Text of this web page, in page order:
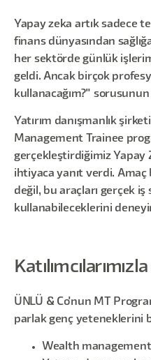
Yapay zeka artık sadece
finans dünyasından
her sektörde günlük
geldi. Ancak birçok
kullanacağım?" sorusunun
Yatırım danışmanlık
Management Trainee
gerçekleştirdiğimiz Yapay
ihtiyaca yanıt verdi. Amaç
değil, bu araçları gerçek iş
kullanabileceklerini
Katılımcılarımızla
ÜNLÜ & Co'nun MT
parlak genç yeteneklerini
Wealth management